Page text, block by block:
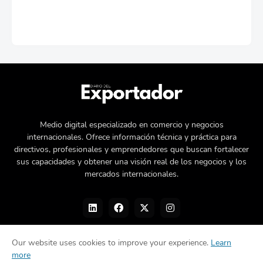
Medio digital especializado en comercio y negocios
internacionales. Ofrece información técnica y práctica para
directivos, profesionales y emprendedores que buscan fortalecer
sus capacidades y obtener una visión real de los negocios y los
mercados internacionales.
Our website uses cookies to improve your experience. Learn
more